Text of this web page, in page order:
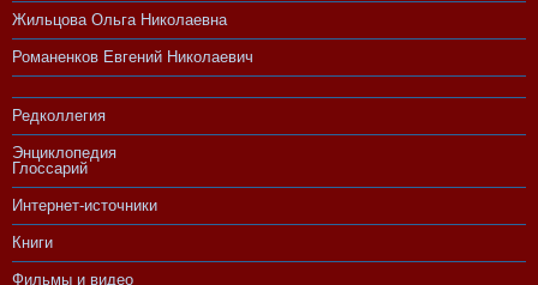
Жильцова Ольга Николаевна
Романенков Евгений Николаевич
Редколлегия
Энциклопедия
Глоссарий
Интернет-источники
Книги
Фильмы и видео